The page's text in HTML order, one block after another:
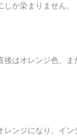
か染まりません。
後はオレンジ色、
レンジになり、イン